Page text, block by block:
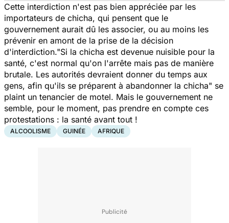
Cette interdiction n'est pas bien appréciée par les
importateurs de chicha, qui pensent que le
gouvernement aurait dû les associer, ou au moins les
prévenir en amont de la prise de la décision
d'interdiction."Si la chicha est devenue nuisible pour la
santé, c'est normal qu'on l'arrête mais pas de manière
brutale. Les autorités devraient donner du temps aux
gens, afin qu'ils se préparent à abandonner la chicha" se
plaint un tenancier de motel. Mais le gouvernement ne
semble, pour le moment, pas prendre en compte ces
protestations : la santé avant tout !
ALCOOLISME GUINÉE AFRIQUE